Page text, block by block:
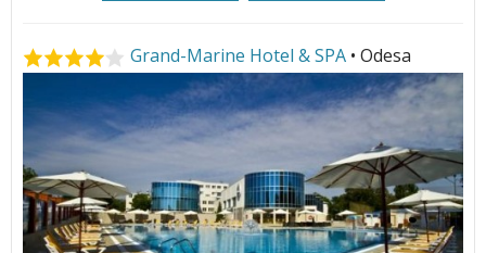
Grand-Marine Hotel & SPA • Odesa